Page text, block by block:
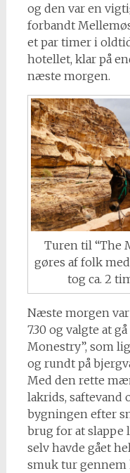
og den var en
forbandt
et par timer i
hotellet, klar på
næste morgen.
Turen til “The
gøres af folk
tog ca. 2
Næste morgen
7.30 og valgte at
Monestry”, som
og rundt på
Med den rette
lakrids, saftevand
bygningen efter
brug for at
selv havde gået
smuk tur gennem